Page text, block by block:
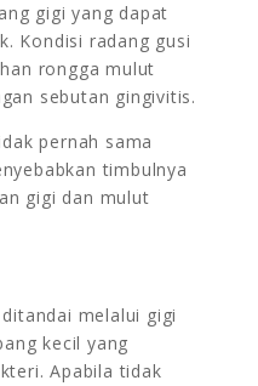
gigi yang dapat
Kondisi radang gusi
rongga mulut
sebutan gingivitis.
pernah sama
timbulnya
gigi dan mulut
melalui gigi
kecil yang
Apabila tidak